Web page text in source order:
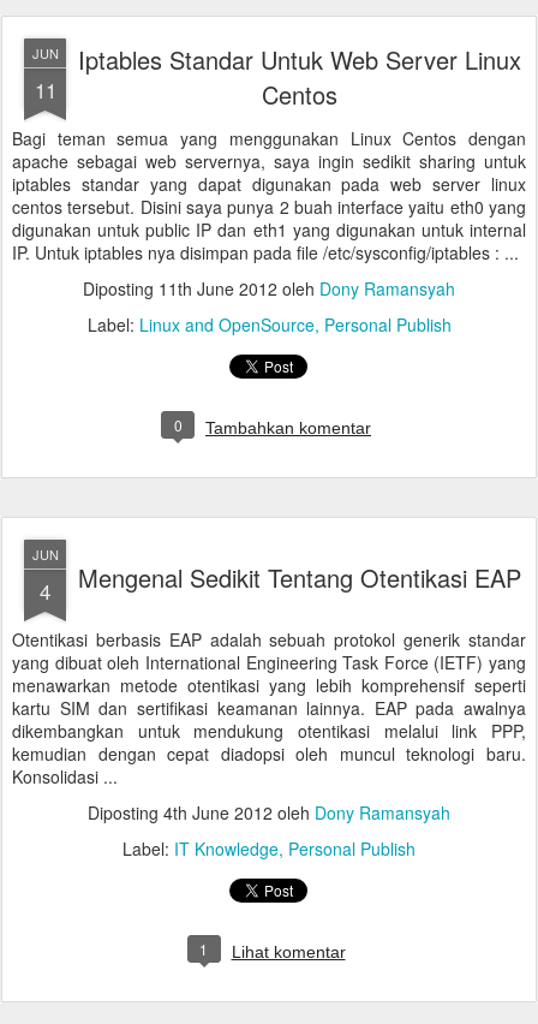
JUN
11
Iptables Standar Untuk Web Server Linux
Centos
Bagi teman semua yang menggunakan Linux Centos dengan
apache sebagai web servernya, saya ingin sedikit sharing untuk
iptables standar yang dapat digunakan pada web server linux
centos tersebut. Disini saya punya 2 buah interface yaitu eth0 yang
digunakan untuk public IP dan eth1 yang digunakan untuk internal
IP. Untuk iptables nya disimpan pada file /etc/sysconfig/iptables : ...
Diposting 11th June 2012 oleh Dony Ramansyah
Label: Linux and OpenSource Personal Publish
0 Tambahkan komentar
JUN
4 Mengenal Sedikit Tentang Otentikasi EAP
Otentikasi berbasis EAP adalah sebuah protokol generik standar
yang dibuat oleh International Engineering Task Force (IETF) yang
menawarkan metode otentikasi yang lebih komprehensif seperti
kartu SIM dan sertifikasi keamanan lainnya. EAP pada awalnya
dikembangkan untuk mendukung otentikasi melalui link PPP,
kemudian dengan cepat diadopsi oleh muncul teknologi baru.
Konsolidasi ...
Diposting 4th June 2012 oleh Dony Ramansyah
Label: IT Knowledge Personal Publish
1 Lihat komentar